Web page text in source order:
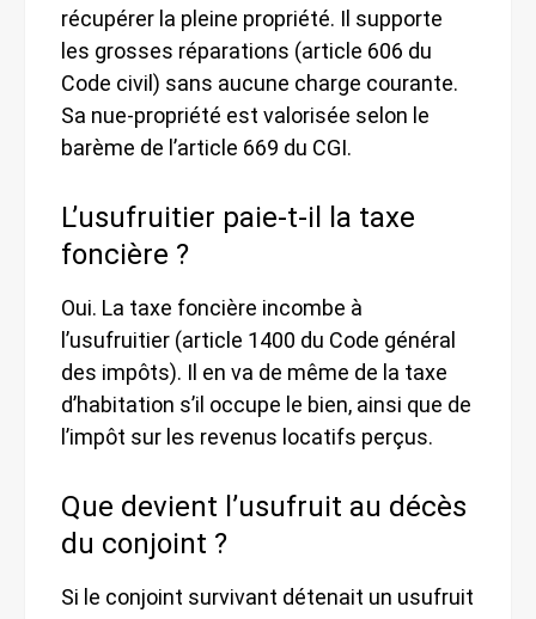
récupérer la pleine propriété. Il supporte
les grosses réparations (article 606 du
Code civil) sans aucune charge courante.
Sa nue-propriété est valorisée selon le
barème de l’article 669 du CGI.
L’usufruitier paie-t-il la taxe
foncière ?
Oui. La taxe foncière incombe à
l’usufruitier (article 1400 du Code général
des impôts). Il en va de même de la taxe
d’habitation s’il occupe le bien, ainsi que de
l’impôt sur les revenus locatifs perçus.
Que devient l’usufruit au décès
du conjoint ?
Si le conjoint survivant détenait un usufruit